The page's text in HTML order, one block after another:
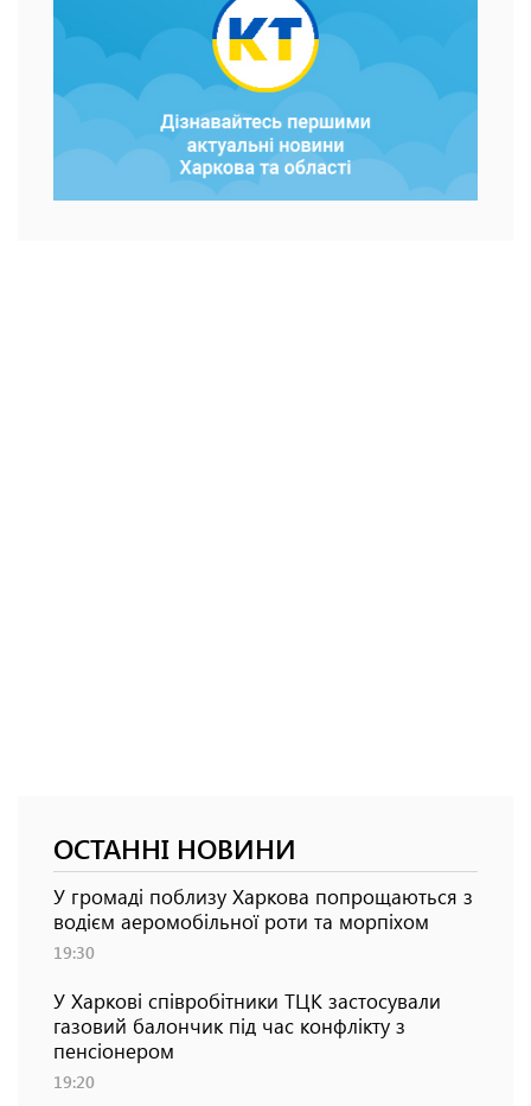
ОСТАННІ НОВИНИ
У громаді поблизу Харкова попрощаються з
водієм аеромобільної роти та морпіхом
19:30
У Харкові співробітники ТЦК застосували
газовий балончик під час конфлікту з
пенсіонером
19:20